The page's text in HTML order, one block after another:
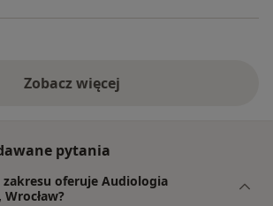
Zobacz więcej
pytania
zakresu oferuje Audiologia